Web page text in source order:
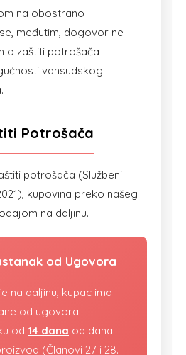
na obostrano
međutim, dogovor ne
o zaštiti potrošača
vansudskog
Potrošača
potrošača (Službeni
kupovina preko našeg
na daljinu.
od Ugovora
na daljinu, kupac ima
od ugovora
od 14 dana od dana
(Članovi 27 i 28.